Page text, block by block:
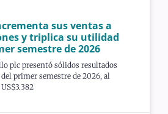
sus ventas a
y triplica su utilidad
semestre de 2026
plc presentó sólidos resultados
primer semestre de 2026, al